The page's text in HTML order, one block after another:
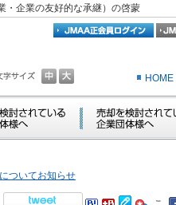
・企業の友好的な承継）の啓蒙
HOME
ついてお知らせ